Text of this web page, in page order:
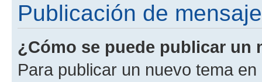
Publicación de
¿Cómo se puede publicar un
Para publicar un nuevo tema